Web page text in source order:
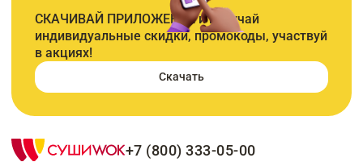
СКАЧИВАЙ ПРИЛОЖЕНИЕ и получай
индивидуальные скидки, промокоды, участвуй
в акциях!
Скачать
+7 (800) 333-05-00